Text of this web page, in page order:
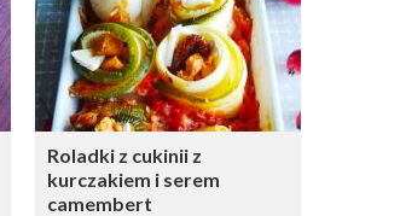
Roladki z cukinii z
kurczakiem i serem
camembert
Wybierz listę: